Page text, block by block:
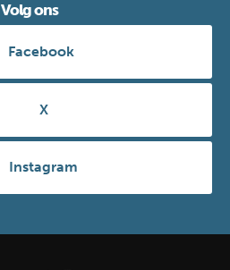
Volg ons
Facebook
X
Instagram